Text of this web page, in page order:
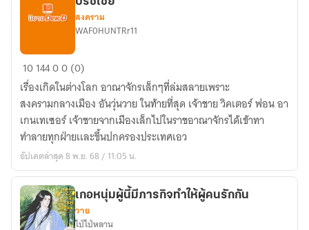
กำเนิด
ไหม
จาก
เถ้า
ถ่าน
ราช
อาณาจักร
ปรัช
เชีย
สงคราม
WAF0HUNTRr11
1014400 (0)
เรื่องเกิดในต่างโลก อาณาจักรเล็กๆที่ล่มสลายเพราะ
สงครามกลางเมือง อันวุ่นวาย ในท้ายที่สุด เจ้าชาย วิคเตอร์ ฟอน อา
เกนเทเซอร์ เจ้าชายจากเมืองเล็กไปในราชอาณาจักรได้เข้าทา
ทำลายทุกฝ่ายเเละขึ้นปกครองประเทศเอว
อัปเดตล่าสุด 8 พ.ย. 68 / 11:05 น.
เกอหนุ่มผู้นี้มีภารกิจทำให้ผู้คนรักกัน
วาย
ไป่ไป่หลาน